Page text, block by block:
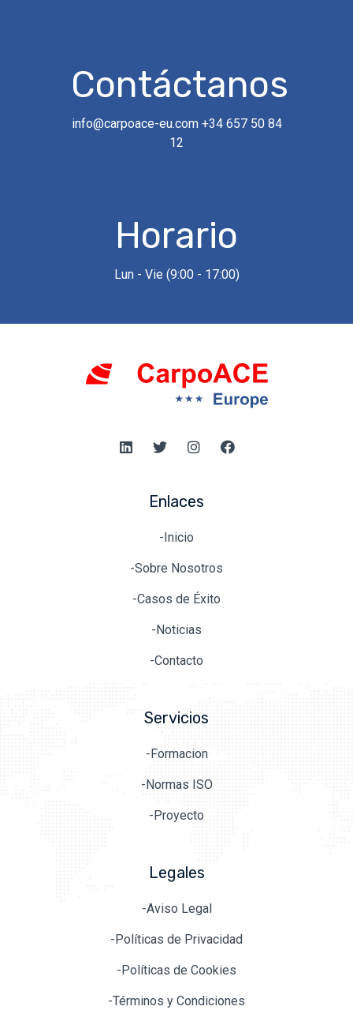
Contáctanos
info@carpoace-eu.com +34 657 50 84
12
Horario
Lun - Vie (9:00 - 17:00)
Enlaces
-Inicio
-Sobre Nosotros
-Casos de Éxito
-Noticias
-Contacto
Servicios
-Formacion
-Normas ISO
-Proyecto
Legales
-Aviso Legal
-Políticas de Privacidad
-Políticas de Cookies
-Términos y Condiciones
Enviar